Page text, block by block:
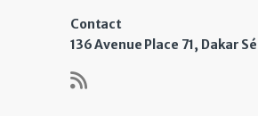
Contact
136 Avenue Place 71, Dakar